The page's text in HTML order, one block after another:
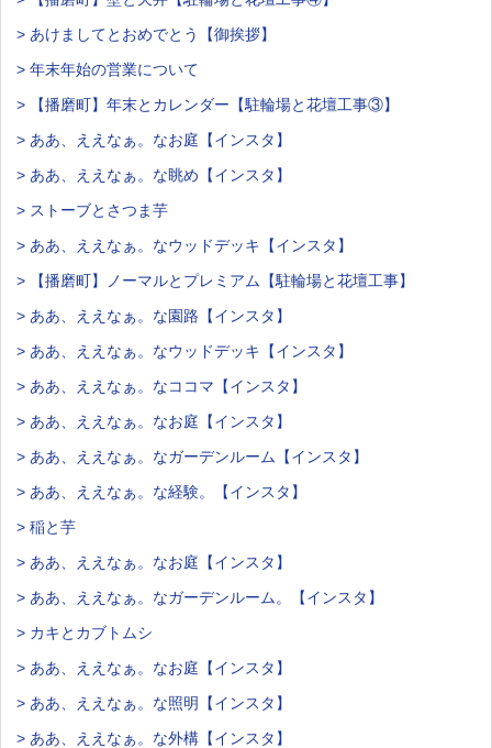
> あけましてとおめでとう【御挨拶】
> 年末年始の営業について
> 【播磨町】年末とカレンダー【駐輪場と花壇工事③】
> ああ、ええなぁ。なお庭【インスタ】
> ああ、ええなぁ。な眺め【インスタ】
> ストーブとさつま芋
> ああ、ええなぁ。なウッドデッキ【インスタ】
> 【播磨町】ノーマルとプレミアム【駐輪場と花壇工事】
> ああ、ええなぁ。な園路【インスタ】
> ああ、ええなぁ。なウッドデッキ【インスタ】
> ああ、ええなぁ。なココマ【インスタ】
> ああ、ええなぁ。なお庭【インスタ】
> ああ、ええなぁ。なガーデンルーム【インスタ】
> ああ、ええなぁ。な経験。【インスタ】
> 稲と芋
> ああ、ええなぁ。なお庭【インスタ】
> ああ、ええなぁ。なガーデンルーム。【インスタ】
> カキとカブトムシ
> ああ、ええなぁ。なお庭【インスタ】
> ああ、ええなぁ。な照明【インスタ】
> ああ、ええなぁ。な外構【インスタ】